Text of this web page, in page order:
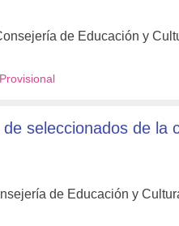
de Educación y
seleccionados de la
de Educación y